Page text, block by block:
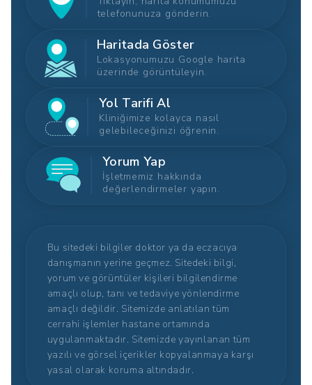
telefonunuza gönderin.
Haritada Göster
Lokasyonumuzu Google harita
üzerinde görüntüleyin.
Yol Tarifi Al
Kliniğimize kolayca nasıl
gelebileceğinizi öğrenin.
Yorum Yap
İşletmemiz hakkında
değerlendirmeler yapın.
Bu sitedeki bilgiler doktor ya da eczacıya
danışmanın yerine geçmez. Sitedeki bilgi,
yorum ve görüntüler kişileri bilgilendirme
amaçlı olup, tanı ve tedaviye yönlendirme
amaçlı değildir. Sitemizde anlatılan tüm
cerrahi işlemler hastane ortamında
uygulanmaktadır. Sitemizde yayınlanan tüm
yazılı ve görsel içerikler kopyalanmaya karşı
yasal olarak koruma altındadır.